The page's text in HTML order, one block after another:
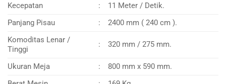
Kecepatan
:
11 Meter / Detik.
Panjang Pisau
:
2400 mm ( 240 cm ).
Komoditas Lenar /
Tinggi
: 320 mm / 275 mm.
Ukuran Meja :
800 mm x 590 mm.